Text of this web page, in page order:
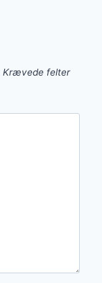
Krævede felter